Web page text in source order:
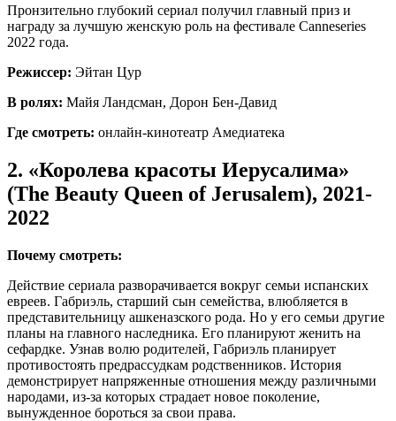
Пронзительно глубокий сериал получил главный приз и
награду за лучшую женскую роль на фестивале Canneseries
2022 года.
Режиссер: Эйтан Цур
В ролях: Майя Ландсман, Дорон Бен-Давид
Где смотреть: онлайн-кинотеатр Амедиатека
2. «Королева красоты Иерусалима»
(The Beauty Queen of Jerusalem), 2021-
2022
Почему смотреть:
Действие сериала разворачивается вокруг семьи испанских
евреев. Габриэль, старший сын семейства, влюбляется в
представительницу ашкеназского рода. Но у его семьи другие
планы на главного наследника. Его планируют женить на
сефардке. Узнав волю родителей, Габриэль планирует
противостоять предрассудкам родственников. История
демонстрирует напряженные отношения между различными
народами, из-за которых страдает новое поколение,
вынужденное бороться за свои права.